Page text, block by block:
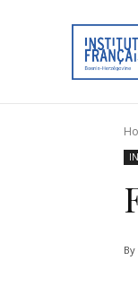
By